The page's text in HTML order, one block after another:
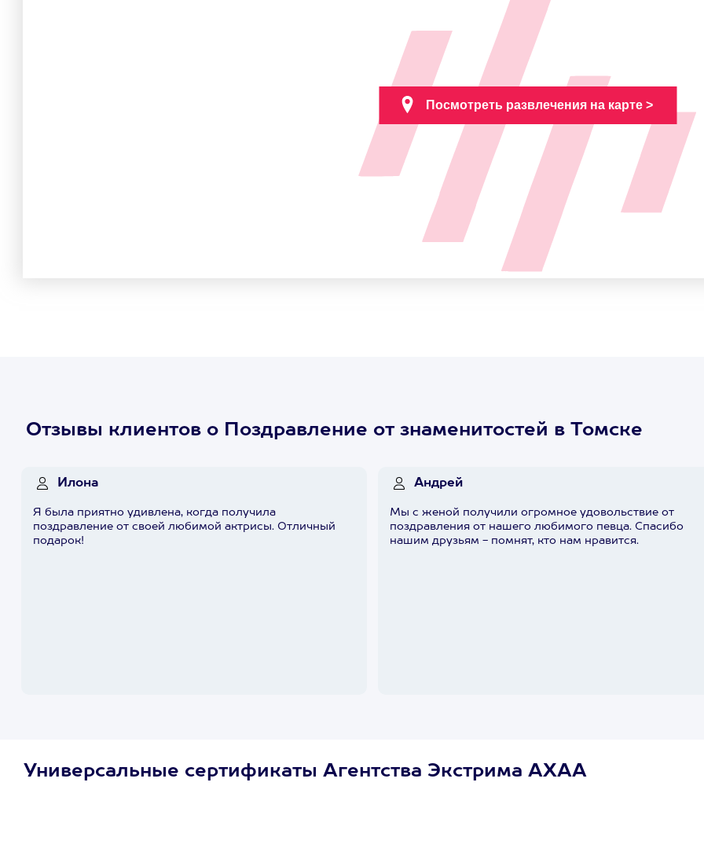
Отзывы клиентов о Поздравление от знаменитостей в Томске
Илона
Я была приятно удивлена, когда получила
поздравление от своей любимой актрисы. Отличный
подарок!
Андрей
Мы с женой получили огромное удовольствие от
поздравления от нашего любимого певца. Спасибо
нашим друзьям - помнят, кто нам нравится.
Универсальные сертификаты Агентства Экстрима АХАА